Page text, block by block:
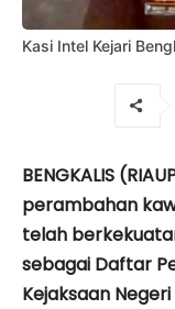
Kasi Intel Kejari
BENGKALIS
perambahan
telah
sebagai Daftar
Kejaksaan